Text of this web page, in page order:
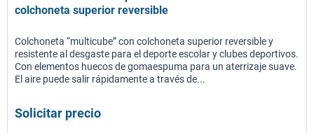
colchoneta superior reversible
Colchoneta “multicube” con colchoneta superior reversible y
resistente al desgaste para el deporte escolar y clubes deportivos.
Con elementos huecos de gomaespuma para un aterrizaje suave.
El aire puede salir rápidamente a través de...
Solicitar precio